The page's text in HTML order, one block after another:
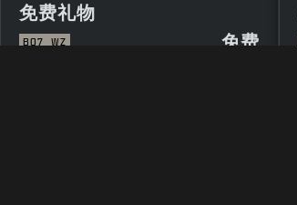
免费礼物
BO7 WZ 免费